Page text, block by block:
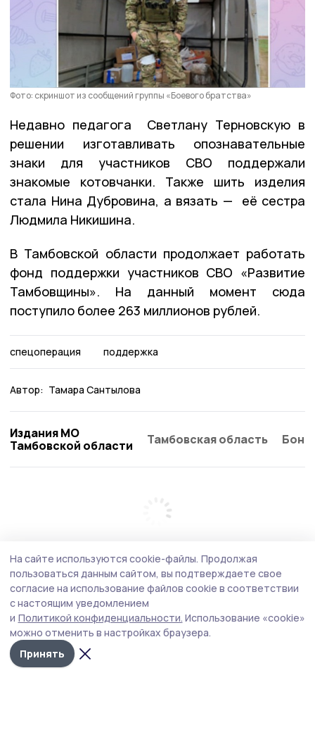
Фото: скриншот из сообщений группы «Боевого братства»
Недавно педагога Светлану Терновскую в
решении изготавливать опознавательные
знаки для участников СВО поддержали
знакомые котовчанки. Также шить изделия
стала Нина Дубровина, а вязать — её сестра
Людмила Никишина.
В Тамбовской области продолжает работать
фонд поддержки участников СВО «Развитие
Тамбовщины». На данный момент сюда
поступило более 263 миллионов рублей.
спецоперация поддержка
Автор: Тамара Сантылова
Издания МО
Тамбовской области
Тамбовская область
На сайте используются cookie-файлы. Продолжая
пользоваться данным сайтом, вы подтверждаете свое
согласие на использование файлов cookie в соответствии
с настоящим уведомлением
и Политикой конфиденциальности. Использование «cookie»
можно отменить в настройках браузера.
Принять